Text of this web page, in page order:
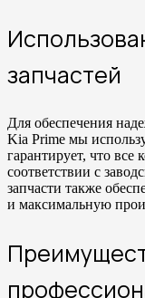
запчастей
Для обеспечения
Kia Prime мы
гарантирует, что все
соответствии с
запчасти также
и максимальную